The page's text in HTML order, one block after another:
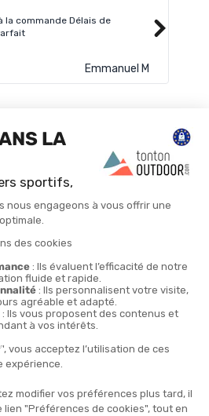
la commande Délais de
Emmanuel M
LIVRAISON EN 24H
4X
PAIEMENT EN 4 FOIS
vous !